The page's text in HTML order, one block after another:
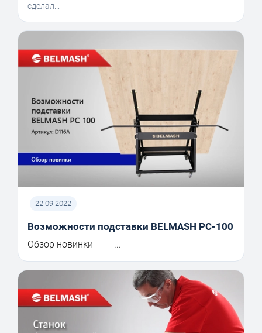
сделал...
22.09.2022
Возможности подставки BELMASH PC-100
Обзор новинки ...